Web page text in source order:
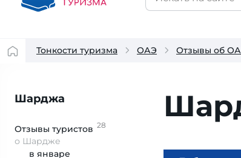
Тонкости туризма ОАЭ Отзывы об
Шарджа
Отзывы туристов 28
о Шардже
в январе